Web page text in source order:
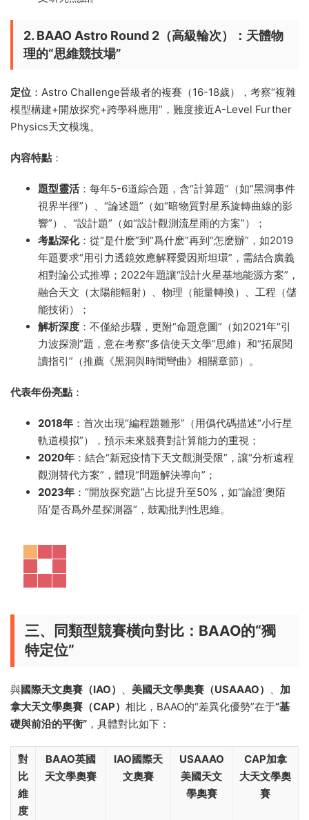
2. BAAO Astro Round 2（高級輪次）：天體物
理的“思維競技場”
定位 ：Astro Challenge晉級者的複賽（16-18歲），考察“複雜
模型構建+開放探究+跨學科應用”，難度接近A-Level Further
Physics天文模塊。
内容特點 ：
題型靈活：每年5-6道綜合題，含“計算題”（如“黑洞事件
視界半徑”）、“論述題”（如“暗物質對星系旋轉曲線的影
響”）、“設計題”（如“設計觀測流星雨的方案”）；
考點深化：從“是什麽”到“爲什麽”再到“怎麽辦”，如2019
年題要求“用引力透鏡效應解釋愛因斯坦環”，需結合廣義
相對論公式推導；2022年題讓“設計火星基地能源方案”，
融合天文（太陽能輻射）、物理（能量轉換）、工程（儲
能技術）；
解析深度 ：不僅給步驟，更附“命題意圖”（如2021年“引
力波探測”題，意在考察“多信使天文學”思維）和“拓展閱
讀指引”（推薦《黑洞與時間彎曲》相關章節）。
代表年份亮點 ：
2018年 ：首次出現“編程題雛形”（用僞代碼描述“小行星
軌道模拟”），預示未來競賽對計算能力的重視；
2020年 ：結合“新冠疫情下天文觀測受限”，讓“分析遠程
觀測替代方案”，體現“問題解決導向”；
2023年 ：“開放探究題”占比提升至50%，如“論證‘奧陌
陌’是否爲外星探測器”，鼓勵批判性思維。
三、同類型競賽橫向對比：BAAO的“獨
特定位”
與國際天文奧賽（IAO） 、 美國天文學奧賽（USAAAO） 、 加
拿大天文學奧賽（CAP） 相比，BAAO的“差異化優勢”在于“基
礎與前沿的平衡” ，具體對比如下：
對
比
維
度
BAAO英國
天文學奧賽
IAO國際天
文奧賽
USAAAO
美國天文
學奧賽
CAP加拿
大天文學奧
賽